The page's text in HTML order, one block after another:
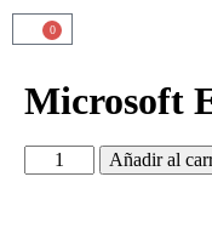
0
Microsoft
Añadir al